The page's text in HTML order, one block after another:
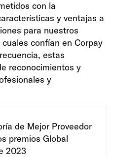
con la
y ventajas a
para nuestros
confían en Corpay
estas
reconocimientos y
y
de Mejor Proveedor
premios Global
2023